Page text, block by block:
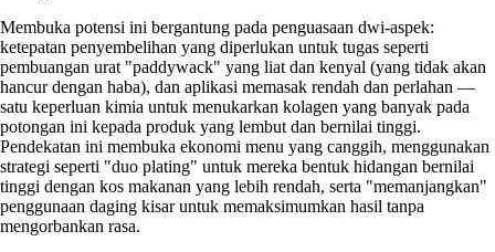
Membuka potensi ini bergantung pada penguasaan dwi-aspek:
ketepatan penyembelihan yang diperlukan untuk tugas seperti
pembuangan urat "paddywack" yang liat dan kenyal (yang tidak akan
hancur dengan haba), dan aplikasi memasak rendah dan perlahan —
satu keperluan kimia untuk menukarkan kolagen yang banyak pada
potongan ini kepada produk yang lembut dan bernilai tinggi.
Pendekatan ini membuka ekonomi menu yang canggih, menggunakan
strategi seperti "duo plating" untuk mereka bentuk hidangan bernilai
tinggi dengan kos makanan yang lebih rendah, serta "memanjangkan"
penggunaan daging kisar untuk memaksimumkan hasil tanpa
mengorbankan rasa.